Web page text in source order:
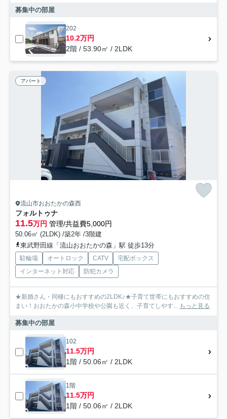
募集中の部屋
202
10.2万円
2階 / 53.90㎡ / 2LDK
アパート
流山市おおたかの森西
フォルトゥナ
11.5万円 管理/共益費5,000円
50.06㎡ (2LDK) /築2年 /3階建
東武野田線「流山おおたかの森」駅 徒歩13分
駐輪場 オートロック CATV
宅配ボックス
インターネット対応
防犯カメラ
★新婚さん・同棲にもおすすめの2LDK♪★子育て世帯にもおすすめの住
まい！おおたかの森小中学校や公園も近く、子育てしやす... もっと見る
募集中の部屋
102
11.5万円
1階 / 50.06㎡ / 2LDK
1階
11.5万円
1階 / 50.06㎡ / 2LDK